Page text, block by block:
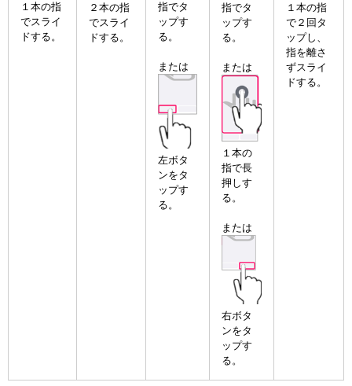
１本の指
でスライ
ドする。
２本の指
でスライ
ドする。
指でタ
ップす
る。
または
左ボタ
ンをタ
ップす
る。
指でタ
ップす
る。
または
１本の
指で長
押しす
る。
または
右ボタ
ンをタ
ップす
る。
１本の指
で２回タ
ップし、
指を離さ
ずスライ
ドする。